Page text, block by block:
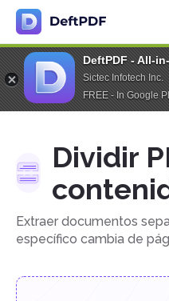
DeftPDF - All-
Sictec Infotech Inc.
FREE - In Google
Dividir
Extraer documentos
específico cambia de